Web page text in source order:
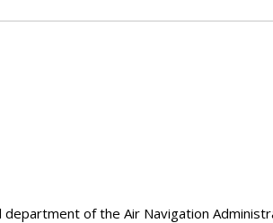
of the Air Navigation